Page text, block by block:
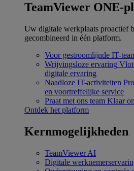
TeamViewer ONE-
Uw digitale werkplaats proactief
gecombineerd in één platform.
Voor gestroomlijnde IT-
Wrijvingsloze ervaring
digitale ervaring
Naadloze IT-activiteiten
en voortreffelijke service
Praat met ons team Klaar
Ontdek het platform
Kernmogelijkheden
TeamViewer AI
Digitale